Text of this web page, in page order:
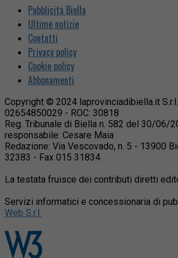
Pubblicità Biella
Ultime notizie
Contatti
Privacy policy
Cookie policy
Abbonamenti
Copyright © 2024 laprovinciadibiella.it S.r.l.
02654850029 - ROC: 30818
Reg. Tribunale di Biella n. 582 del 30/06/
responsabile: Cesare Maia
Redazione: Via Vescovado, n. 5 - 13900
32383 - Fax 015 31834
La testata fruisce dei contributi diretti
Servizi informatici e concessionaria di
Web S.r.l.